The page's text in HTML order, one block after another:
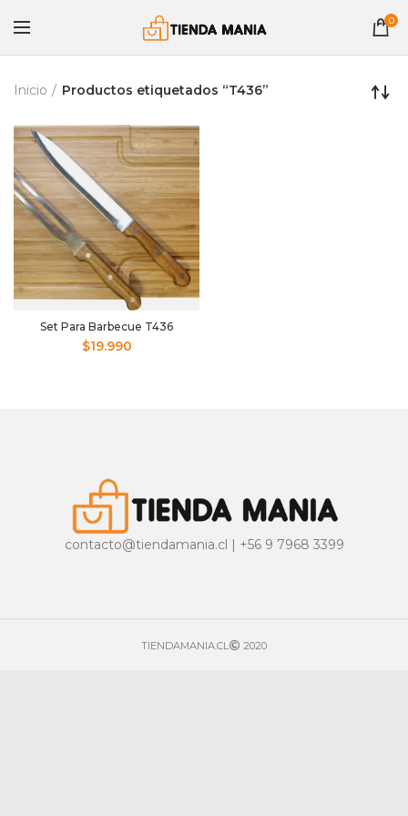
0
Inicio Productos etiquetados “T436”
Set Para Barbecue T436
$19.990
contacto@tiendamania.cl | +56 9 7968 3399
TIENDAMANIA.CL 2020